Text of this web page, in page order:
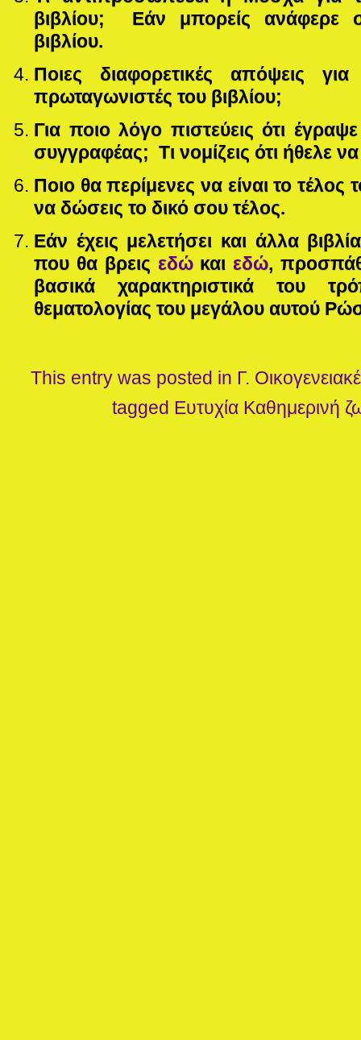
βιβλίου; Εάν μπορείς ανάφερε
βιβλίου.
Ποιες διαφορετικές απόψεις
πρωταγωνιστές του βιβλίου;
Για ποιο λόγο πιστεύεις ότι
συγγραφέας; Τι νομίζεις ότι ήθελε
Ποιο θα περίμενες να είναι το
να δώσεις το δικό σου τέλος.
Εάν έχεις μελετήσει και άλλα
που θα βρεις εδώκαιεδώ,
βασικά χαρακτηριστικά του
θεματολογίας του μεγάλου αυτού
This entry was posted in Γ.
tagged Ευτυχία Καθημερινή